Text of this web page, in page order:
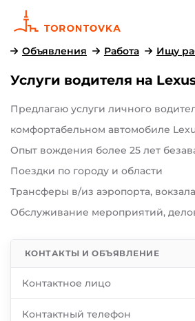
Объявления Работа Ищу
Услуги водителя на
Предлагаю услуги личного
комфортабельном автомобиле
Опыт вождения более 25 лет
Поездки по городу и области
Трансферы в/из аэропорта, вокзала
Обслуживание мероприятий,
КОНТАКТЫ И ОБЪЯВЛЕНИЕ
Контактное лицо
Контактный телефон